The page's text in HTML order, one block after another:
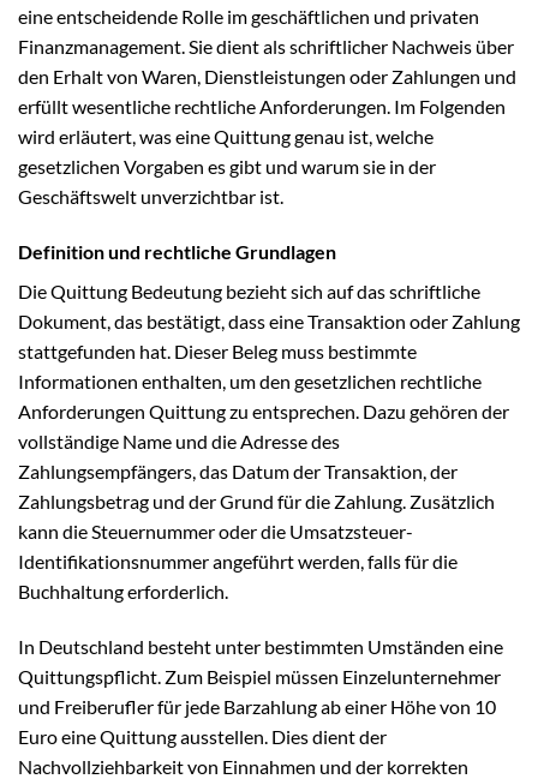
eine entscheidende Rolle im geschäftlichen und privaten
Finanzmanagement. Sie dient als schriftlicher Nachweis über
den Erhalt von Waren, Dienstleistungen oder Zahlungen und
erfüllt wesentliche rechtliche Anforderungen. Im Folgenden
wird erläutert, was eine Quittung genau ist, welche
gesetzlichen Vorgaben es gibt und warum sie in der
Geschäftswelt unverzichtbar ist.
Definition und rechtliche Grundlagen
Die Quittung Bedeutung bezieht sich auf das schriftliche
Dokument, das bestätigt, dass eine Transaktion oder Zahlung
stattgefunden hat. Dieser Beleg muss bestimmte
Informationen enthalten, um den gesetzlichen rechtliche
Anforderungen Quittung zu entsprechen. Dazu gehören der
vollständige Name und die Adresse des
Zahlungsempfängers, das Datum der Transaktion, der
Zahlungsbetrag und der Grund für die Zahlung. Zusätzlich
kann die Steuernummer oder die Umsatzsteuer-
Identifikationsnummer angeführt werden, falls für die
Buchhaltung erforderlich.
In Deutschland besteht unter bestimmten Umständen eine
Quittungspflicht. Zum Beispiel müssen Einzelunternehmer
und Freiberufler für jede Barzahlung ab einer Höhe von 10
Euro eine Quittung ausstellen. Dies dient der
Nachvollziehbarkeit von Einnahmen und der korrekten